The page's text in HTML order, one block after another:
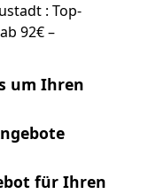
: Top-
92€ –
um Ihren
für Ihren